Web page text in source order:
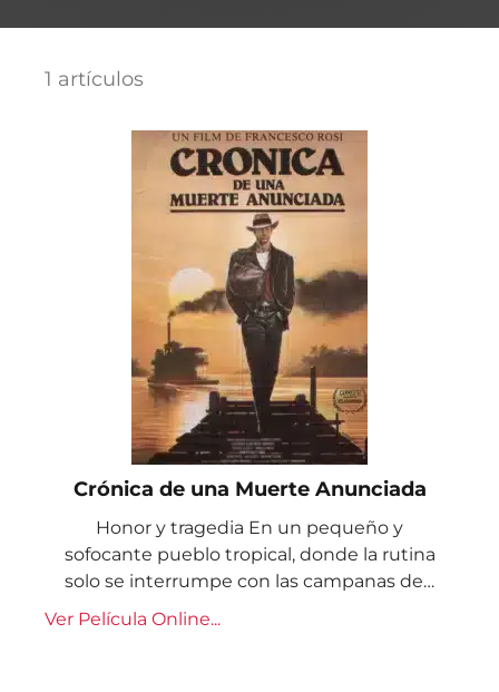
1 artículos
Crónica de una Muerte Anunciada
Honor y tragedia En un pequeño y
sofocante pueblo tropical, donde la rutina
solo se interrumpe con las campanas de…
Ver Película Online...